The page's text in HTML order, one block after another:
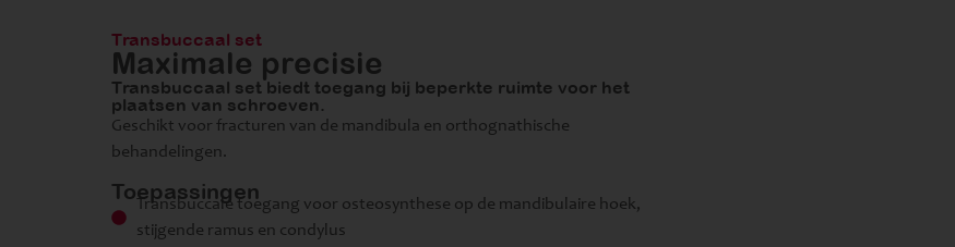
Transbuccaal set
Maximale precisie
Transbuccaal set biedt toegang bij beperkte ruimte voor het
plaatsen van schroeven.
Geschikt voor fracturen van de mandibula en orthognathische
behandelingen.
Toepassingen
Transbuccale toegang voor osteosynthese op de mandibulaire hoek,
stijgende ramus en condylus